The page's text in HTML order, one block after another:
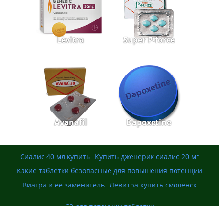
Levitra Super P-force
Avanafil Dapoxetine
Сиалис 40 мл купить Купить дженерик сиалис 20 мг
Какие таблетки безопасные для повышения потенции
Виагра и ее заменитель Левитра купить смоленск